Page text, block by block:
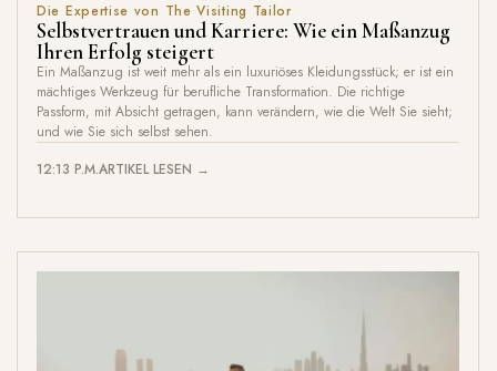
Die Expertise von The Visiting Tailor
Selbstvertrauen und Karriere: Wie ein Maßanzug
Ihren Erfolg steigert
Ein Maßanzug ist weit mehr als ein luxuriöses Kleidungsstück; er ist ein
mächtiges Werkzeug für berufliche Transformation. Die richtige
Passform, mit Absicht getragen, kann verändern, wie die Welt Sie sieht;
und wie Sie sich selbst sehen.
12:13 P.M.ARTIKEL LESEN →